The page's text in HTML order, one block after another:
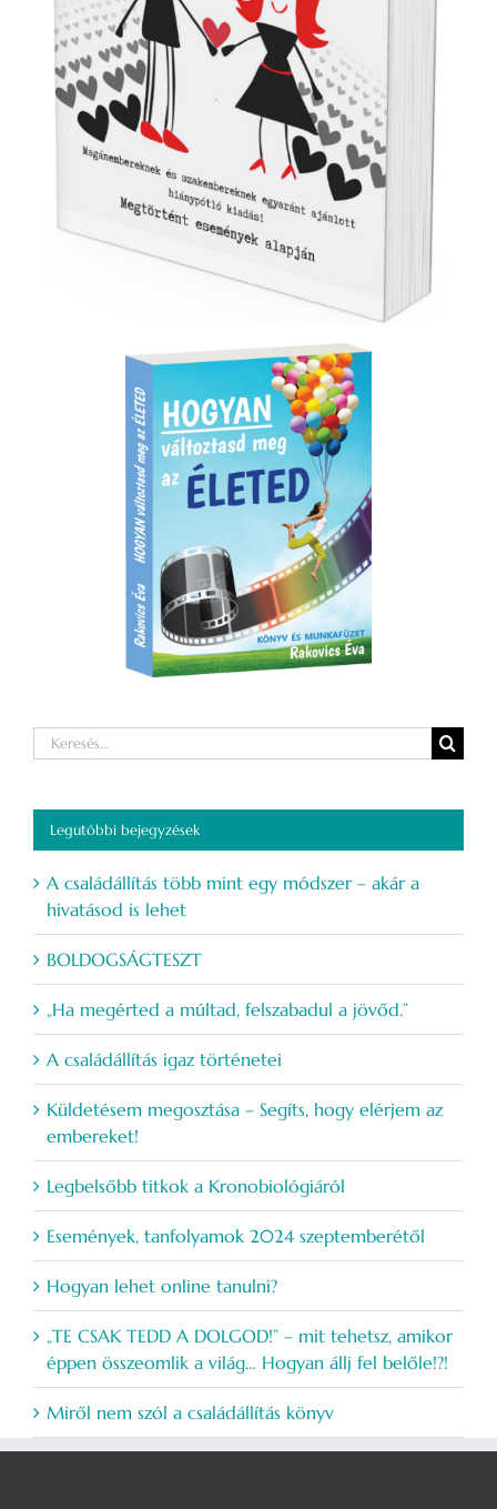
Keresés...
Legutóbbi bejegyzések
A családállítás több mint egy módszer – akár a
hivatásod is lehet
BOLDOGSÁGTESZT
„Ha megérted a múltad, felszabadul a jövőd.”
A családállítás igaz történetei
Küldetésem megosztása – Segíts, hogy elérjem az
embereket!
Legbelsőbb titkok a Kronobiológiáról
Események, tanfolyamok 2024 szeptemberétől
Hogyan lehet online tanulni?
„TE CSAK TEDD A DOLGOD!” – mit tehetsz, amikor
éppen összeomlik a világ… Hogyan állj fel belőle!?!
Miről nem szól a családállítás könyv